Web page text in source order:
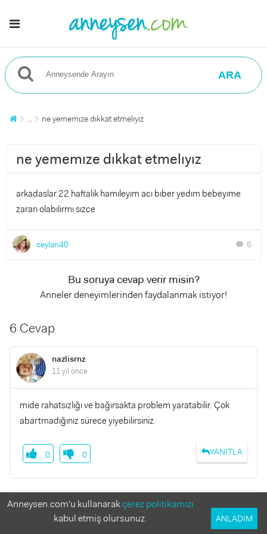
ARA
... ne yememıze dıkkat etmelıyız
ne yememıze dıkkat etmelıyız
arkadaslar 22 haftalık hamıleyım acı bıber yedım bebeyıme
zararı olabılırmı sızce
ceylan40 chat 6
Bu soruya cevap verir misin?
Anneler deneyimlerinden faydalanmak istiyor!
6 Cevap
nazlisrnz
11 yıl önce
mide rahatsızlığı ve bağırsakta problem yaratabilir. Çok
abartmadığınız sürece yiyebilirsiniz.
YANITLA
0 0
Yigitali
11 yıl önce
Anneysen.com'u kullanarakçerez politikamızı
kabul etmiş olursunuz.
ANLADIM